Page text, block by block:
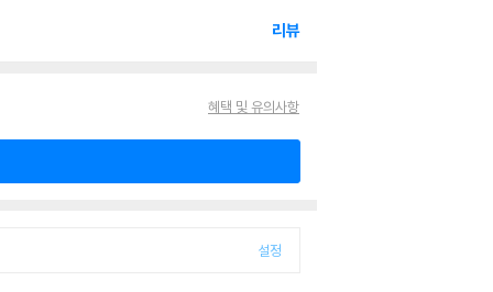
리뷰
혜택 및 유의사항
설정